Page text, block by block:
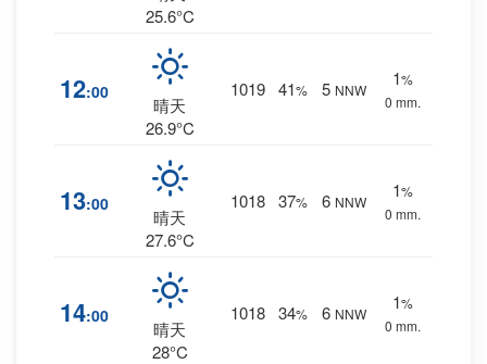
25.6°C
12:00
晴天
26.9°C
1019 41% 5 NNW
1%
0 mm.
13:00
晴天
27.6°C
1018 37% 6 NNW
1%
0 mm.
14:00
晴天
28°C
1018 34% 6 NNW
1%
0 mm.